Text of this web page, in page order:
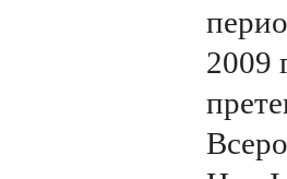
2009